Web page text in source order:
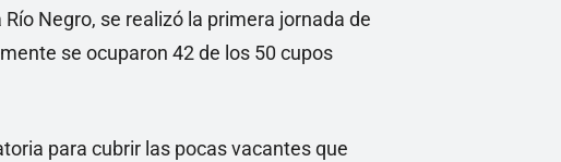
Negro, se realizó la primera jornada de
se ocuparon 42 de los 50 cupos
para cubrir las pocas vacantes que